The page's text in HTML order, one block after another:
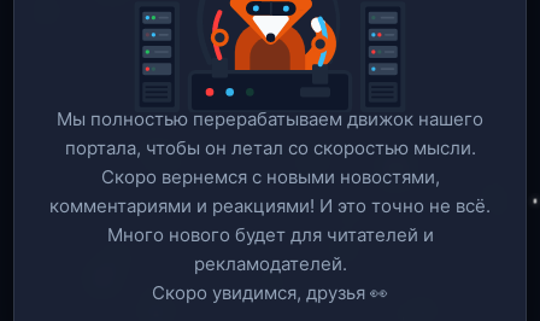
Мы полностью перерабатываем движок нашего
портала, чтобы он летал со скоростью мысли.
Скоро вернемся c новыми новостями,
комментариями и реакциями! И это точно не всё.
Много нового будет для читателей и
рекламодателей.
Скоро увидимся, друзья 👀